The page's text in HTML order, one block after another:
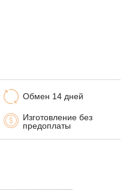
Обмен 14 дней
Изготовление без
предоплаты